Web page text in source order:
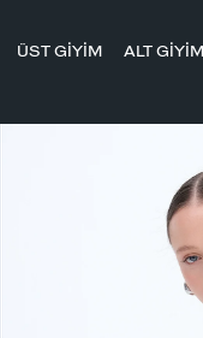
ÜST GİYİM ALT GİYİM